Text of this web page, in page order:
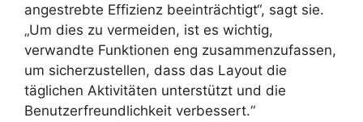
angestrebte Effizienz beeinträchtigt“, sagt sie.
„Um dies zu vermeiden, ist es wichtig,
verwandte Funktionen eng zusammenzufassen,
um sicherzustellen, dass das Layout die
täglichen Aktivitäten unterstützt und die
Benutzerfreundlichkeit verbessert.“